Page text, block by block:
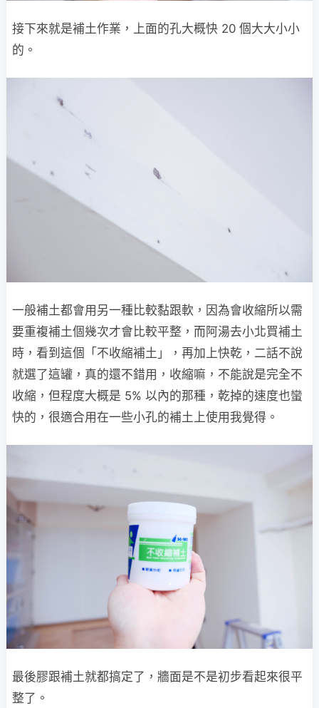
接下來就是補土作業，上面的孔大概快 20 個大大小小
的。
一般補土都會用另一種比較黏跟軟，因為會收縮所以需
要重複補土個幾次才會比較平整，而阿湯去小北買補土
時，看到這個「不收縮補土」，再加上快乾，二話不說
就選了這罐，真的還不錯用，收縮嘛，不能說是完全不
收縮，但程度大概是 5% 以內的那種，乾掉的速度也蠻
快的，很適合用在一些小孔的補土上使用我覺得。
最後膠跟補土就都搞定了，牆面是不是初步看起來很平
整了。